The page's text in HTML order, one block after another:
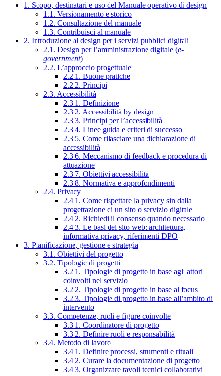
1. Scopo, destinatari e uso del Manuale operativo di design
1.1. Versionamento e storico
1.2. Consultazione del manuale
1.3. Contribuisci al manuale
2. Introduzione al design per i servizi pubblici digitali
2.1. Design per l’amministrazione digitale (e-
government)
2.2. L’approccio progettuale
2.2.1. Buone pratiche
2.2.2. Principi
2.3. Accessibilità
2.3.1. Definizione
2.3.2. Accessibilità by design
2.3.3. Principi per l’accessibilità
2.3.4. Linee guida e criteri di successo
2.3.5. Come rilasciare una dichiarazione di
accessibilità
2.3.6. Meccanismo di feedback e procedura di
attuazione
2.3.7. Obiettivi accessibilità
2.3.8. Normativa e approfondimenti
2.4. Privacy
2.4.1. Come rispettare la privacy sin dalla
progettazione di un sito o servizio digitale
2.4.2. Richiedi il consenso quando necessario
2.4.3. Le basi del sito web: architettura,
informativa privacy, riferimenti DPO
3. Pianificazione, gestione e strategia
3.1. Obiettivi del progetto
3.2. Tipologie di progetti
3.2.1. Tipologie di progetto in base agli attori
coinvolti nel servizio
3.2.2. Tipologie di progetto in base al focus
3.2.3. Tipologie di progetto in base all’ambito di
intervento
3.3. Competenze, ruoli e figure coinvolte
3.3.1. Coordinatore di progetto
3.3.2. Definire ruoli e responsabilità
3.4. Metodo di lavoro
3.4.1. Definire processi, strumenti e rituali
3.4.2. Curare la documentazione di progetto
3.4.3. Organizzare tavoli tecnici collaborativi